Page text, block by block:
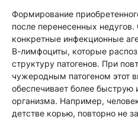
Формирование
после перенесенных недугов.
конкретные инфекционные
В-лимфоциты, которые
структуру патогенов. При
чужеродным патогеном этот
обеспечивает более
организма. Например,
детстве корью, повторно не